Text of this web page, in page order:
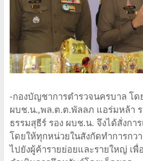
-กองบัญชาการตำรวจนครบาล โ
ผบช.น.,พล.ต.ต.พัลลภ แอร่มหล้า
ธรรมสุธีร์ รอง ผบช.น. จึงได้สั่งก
โดยให้ทุกหน่วยในสังกัดทำการกว
ไปยังผู้ค้ารายย่อยและรายใหญ่ เ